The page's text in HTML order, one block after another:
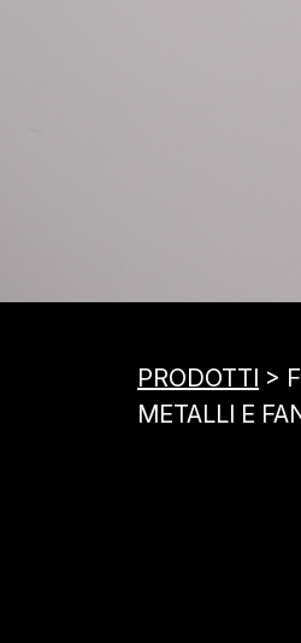
PRODOTTI >
METALLI E